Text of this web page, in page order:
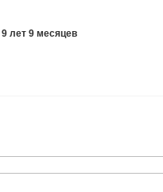
9 лет 9 месяцев